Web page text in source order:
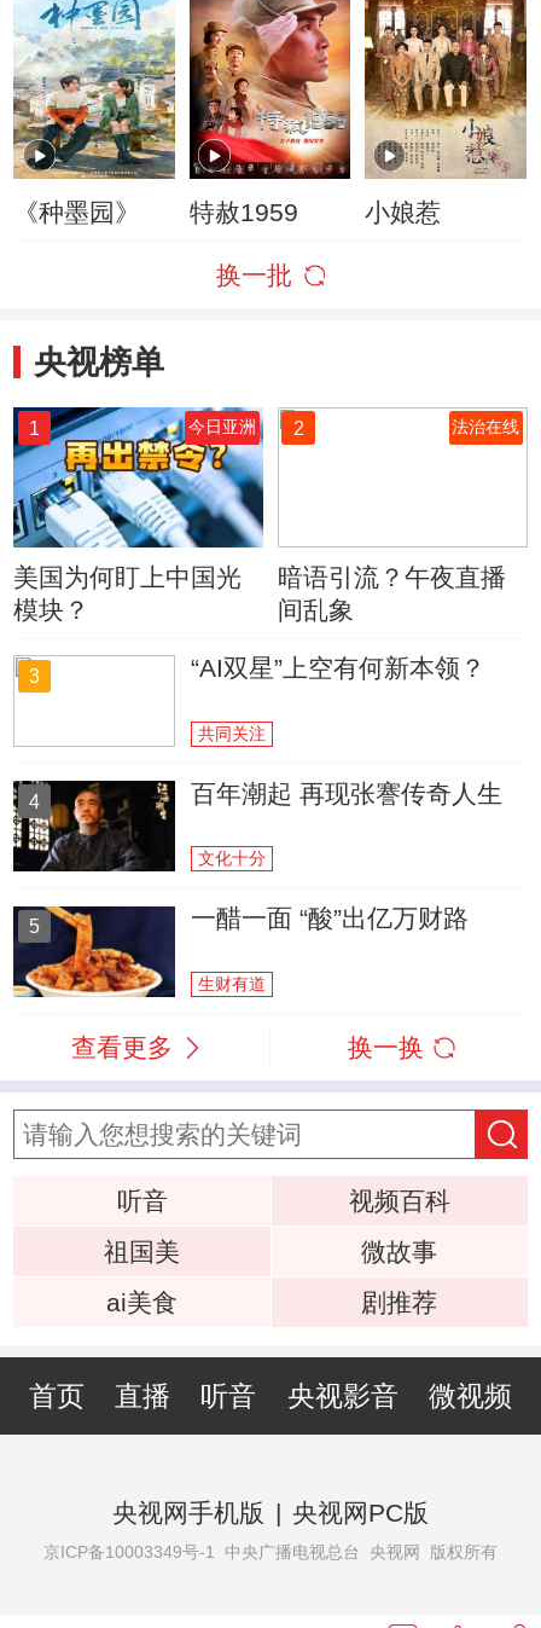
《种墨园》 特赦1959 小娘惹
换一批
央视榜单
1 今日亚洲
美国为何盯上中国光
模块？
2 法治在线
暗语引流？午夜直播
间乱象
3 “AI双星”上空有何新本领？
共同关注
4 百年潮起 再现张謇传奇人生
文化十分
5 一醋一面 “酸”出亿万财路
生财有道
查看更多 换一换
听音
视频百科
祖国美
微故事
ai美食
剧推荐
首页 直播 听音 央视影音 微视频
央视网手机版 | 央视网PC版
京ICP备10003349号-1 中央广播电视总台 央视网 版权所有